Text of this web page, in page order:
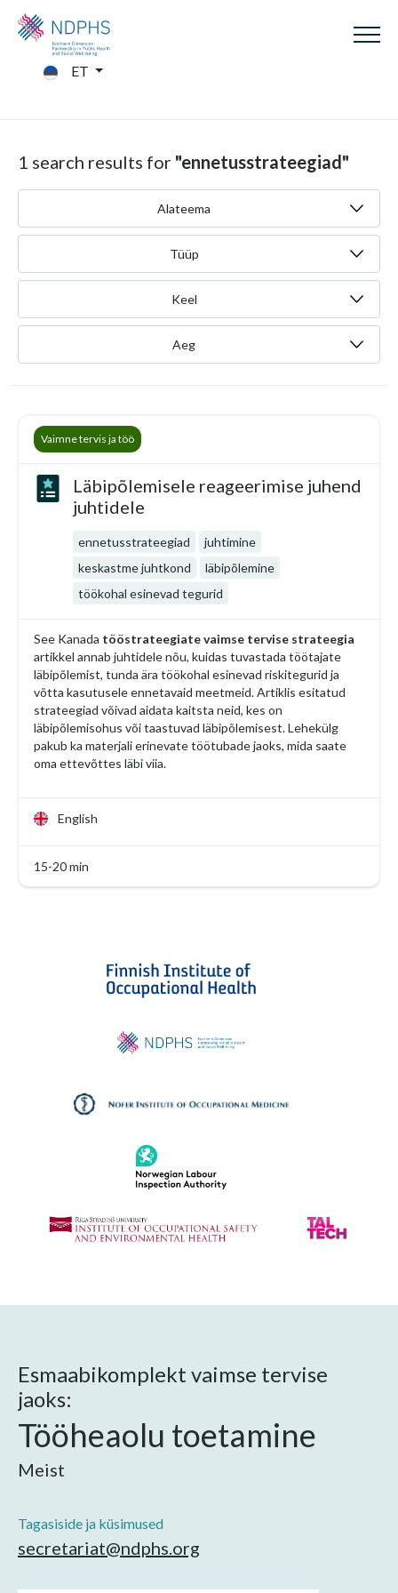
ET
1 search results for "ennetusstrateegiad"
Alateema
Tüüp
Keel
Aeg
Läbipõlemisele reageerimise juhend
juhtidele
ennetusstrateegiad
juhtimine
keskastme juhtkond
läbipõlemine
töökohal esinevad tegurid
See Kanada tööstrateegiate vaimse tervise strateegia
artikkel annab juhtidele nõu, kuidas tuvastada töötajate
läbipõlemist, tunda ära töökohal esinevad riskitegurid ja
võtta kasutusele ennetavaid meetmeid. Artiklis esitatud
strateegiad võivad aidata kaitsta neid, kes on
läbipõlemisohus või taastuvad läbipõlemisest. Lehekülg
pakub ka materjali erinevate töötubade jaoks, mida saate
oma ettevõttes läbi viia.
English
15-20 min
Vaimne tervis ja töö
Esmaabikomplekt vaimse tervise
jaoks:
Tööheaolu toetamine
Meist
Tagasiside ja küsimused
secretariat@ndphs.org